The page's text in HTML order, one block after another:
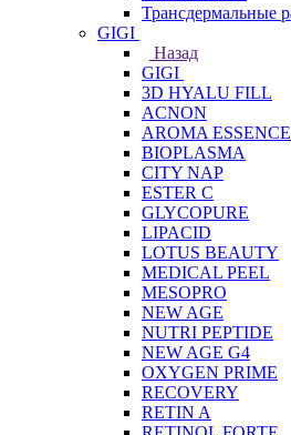
Трансдермальные
GIGI
Назад
GIGI
3D HYALU FILL
ACNON
AROMA ESSENCE
BIOPLASMA
CITY NAP
ESTER C
GLYCOPURE
LIPACID
LOTUS BEAUTY
MEDICAL PEEL
MESOPRO
NEW AGE
NUTRI PEPTIDE
NEW AGE G4
OXYGEN PRIME
RECOVERY
RETIN A